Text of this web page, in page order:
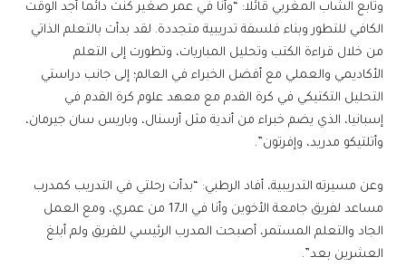
وتابع الشاب المغربي قائلا: “وأنا في عمر صغير كنت دائما أجد الوقت
الكافي للتطور وبناء فلسفة تدريبية متجددة. لقد بدأت بالتعلم الذاتي
من خلال قراءة الكتب وتحليل المباريات، وتطورت إلى التعلم
الأكاديمي والعملي مع أفضل الخبراء في العالم؛ إلى جانب دراستي
التحليل التكتيكي في كرة القدم مع معهد علوم كرة القدم في
إسبانيا، الذي يضم خبراء من أندية مثل أرسنال، وباريس سان جيرمان،
وأتلتيكو مدريد، وإفرتون”.
وعن مسيرته التدريبية، أفاد الرطبي: “بدأت رحلتي في التدريب كمدرب
مساعد لفريق جامعة الأخوين وأنا في الـ17 من عمري، ومع العمل
الجاد والتعلم المستمر، أصبحت المدرب الرئيسي للفريق ولم أبلغ
العشرين بعد”.